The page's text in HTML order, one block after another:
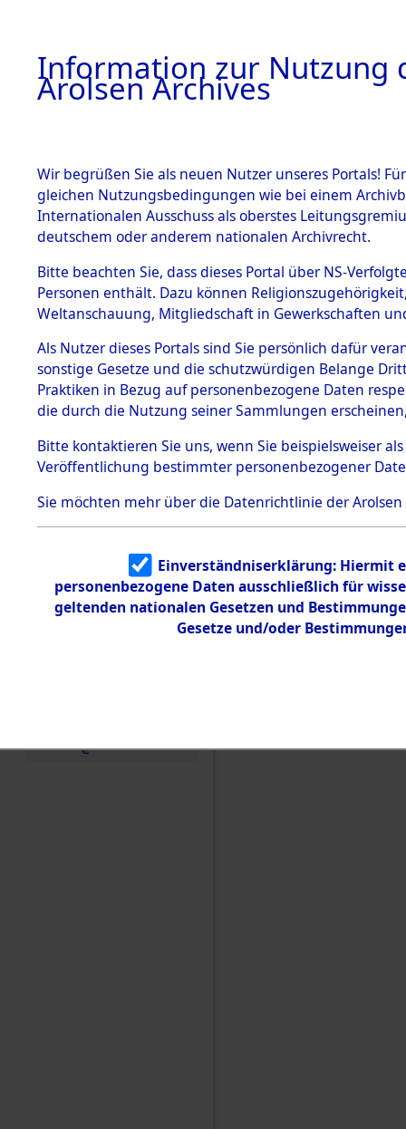
BILD
BESTÄNDE
1.
mente
5. Verschiedenes
5.3
Todesmärsche
5.3.1 Alliierte
Erhebungen
zu
Todesmärsch
en
5.3.2
Identifizierun
5.3.3
Todesmärsch
e
Hofham.
0003 (84603949)
Einen Kommentar
den Orten Gardelege
Information zur Nutzung
Arolsen Archives
Wir begrüßen Sie als neuen Nutzer unseres Portals!
gleichen Nutzungsbedingungen wie bei einem
Internationalen Ausschuss als oberstes
deutschem oder anderem nationalen Archivrecht.
Bitte beachten Sie, dass dieses Portal über NS-
Personen enthält. Dazu können
Weltanschauung, Mitgliedschaft in Gewerkschaften
Als Nutzer dieses Portals sind Sie persönlich dafür
sonstige Gesetze und die schutzwürdigen Belange
Praktiken in Bezug auf personenbezogene Daten
die durch die Nutzung seiner Sammlungen
Bitte kontaktieren Sie uns, wenn Sie beispielsweiser
Veröffentlichung bestimmter personenbezogener
Sie möchten mehr über die Datenrichtlinie der Arolsen
Einverständniserklärung: Hiermit
personenbezogene Daten ausschließlich für
geltenden nationalen Gesetzen und
Gesetze und/oder